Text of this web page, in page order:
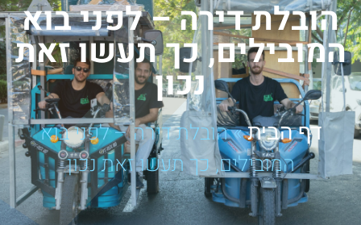
הובלת דירה – לפני בוא
המובילים, כך תעשו זאת
נכון
דף הבית»הובלת דירה – לפני בוא
המובילים, כך תעשו זאת נכון